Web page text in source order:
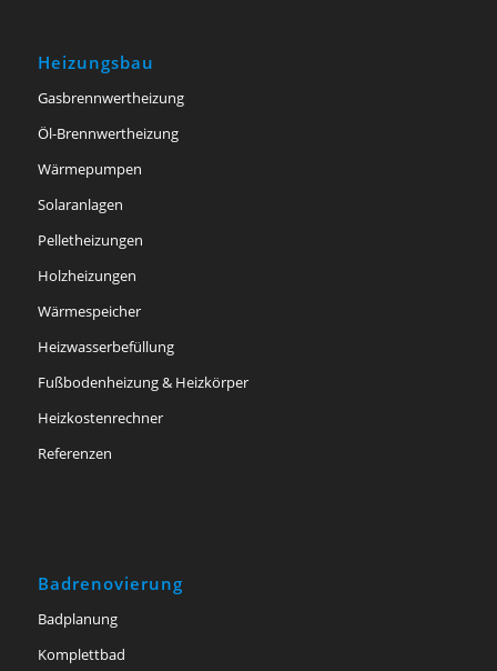
Heizungsbau
Gasbrennwertheizung
Öl-Brennwertheizung
Wärmepumpen
Solaranlagen
Pelletheizungen
Holzheizungen
Wärmespeicher
Heizwasserbefüllung
Fußbodenheizung & Heizkörper
Heizkostenrechner
Referenzen
Badrenovierung
Badplanung
Komplettbad